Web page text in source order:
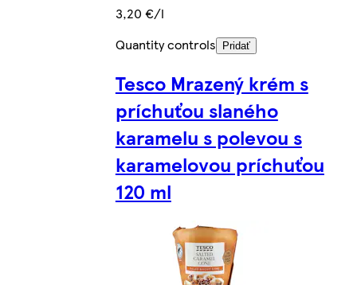
3,20 €/l
Quantity controls
Pridať
Tesco Mrazený krém s
príchuťou slaného
karamelu s polevou s
karamelovou príchuťou
120 ml